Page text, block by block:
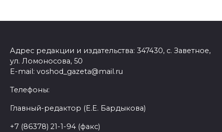
Адрес редакции и издательства: 347430, с. Заветное,
ул. Ломоносова, 50
E-mail: voshod_gazeta@mail.ru
Телефоны:
Главный-редактор (Е.Е. Бардыкова)
+7 (86378) 21-1-94 (факс)